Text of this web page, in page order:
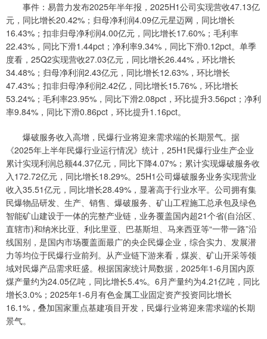
事件：易普力发布2025年半年报，2025H1公司实现营收47.13亿
元，同比增长20.42%；归母净利润4.09亿元星迈网，同比增长
16.43%；扣非归母净利润4.00亿元，同比增长17.60%；毛利率
22.43%，同比下滑1.44pct；净利率9.34%，同比下滑0.12pct。单季
度看，25Q2实现营收27.03亿元，同比增长26.44%，环比增长
34.48%；归母净利润2.43亿元，同比增长12.63%，环比增长
47.43%；扣非归母净利润2.42亿，同比增长15.76%，环比增长
53.24%；毛利率23.95%，同比下滑2.08pct，环比提升3.56pct；净利
率9.84%，同比下滑0.86pct，环比提升1.16pct。
爆破服务收入高增，民爆行业将迎来需求端的长期景气。据
《2025年上半年民爆行业运行情况》统计，25H1民爆行业生产企业
累计实现利润总额44.37亿元，同比下降4.07%；累计实现爆破服务收
入172.72亿元，同比增长18.29%。25H1公司爆破服务业务实现营业
收入35.51亿元，同比增长28.49%，显著高于行业水平。公司拥有集
民爆物品研发、生产、销售、爆破服务、矿山工程施工总承包及绿色
智能矿山建设于一体的完整产业链，业务覆盖国内超21个省(自治区、
直辖市)和纳米比亚、利比里亚、巴基斯坦、马来西亚等“一带一路”沿
线国别，是国内市场覆盖面最广的央企民爆企业，综合实力、发展潜
力等均位于民爆行业前列。从产业链下游来看，煤炭、矿山开采等领
域对民爆产品需求旺盛。根据国家统计局数据，2025年1-6月国内原
煤产量约为24.05亿吨，同比增长5.4%。6月产量约为4.21亿吨，同比
增长3.0%；2025年1-6月有色金属工业固定资产投资同比增长
16.1%，叠加国家重点基建项目开发，民爆行业将迎来需求端的长期
景气。